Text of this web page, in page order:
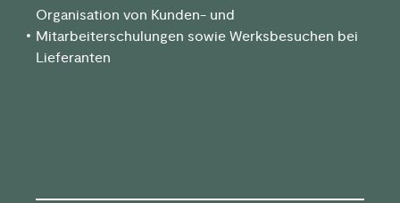
Organisation von Kunden- und
Mitarbeiterschulungen sowie Werksbesuchen bei
Lieferanten